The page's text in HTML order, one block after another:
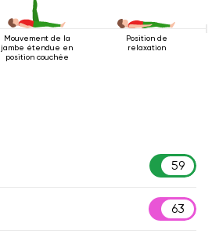
Mouvement de la
jambe étendue en
position couchée
Position de
relaxation
59
63